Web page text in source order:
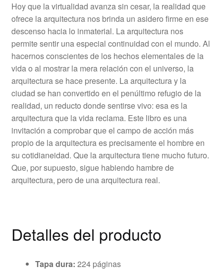
Hoy que la virtualidad avanza sin cesar, la realidad que
ofrece la arquitectura nos brinda un asidero firme en ese
descenso hacia lo inmaterial. La arquitectura nos
permite sentir una especial continuidad con el mundo. Al
hacernos conscientes de los hechos elementales de la
vida o al mostrar la mera relación con el universo, la
arquitectura se hace presente. La arquitectura y la
ciudad se han convertido en el penúltimo refugio de la
realidad, un reducto donde sentirse vivo: esa es la
arquitectura que la vida reclama. Este libro es una
invitación a comprobar que el campo de acción más
propio de la arquitectura es precisamente el hombre en
su cotidianeidad. Que la arquitectura tiene mucho futuro.
Que, por supuesto, sigue habiendo hambre de
arquitectura, pero de una arquitectura real.
Detalles del producto
Tapa dura: 224 páginas